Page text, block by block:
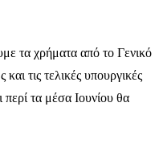
τα χρήματα από το Γενικό
τις τελικές υπουργικές
περί τα μέσα Ιουνίου θα